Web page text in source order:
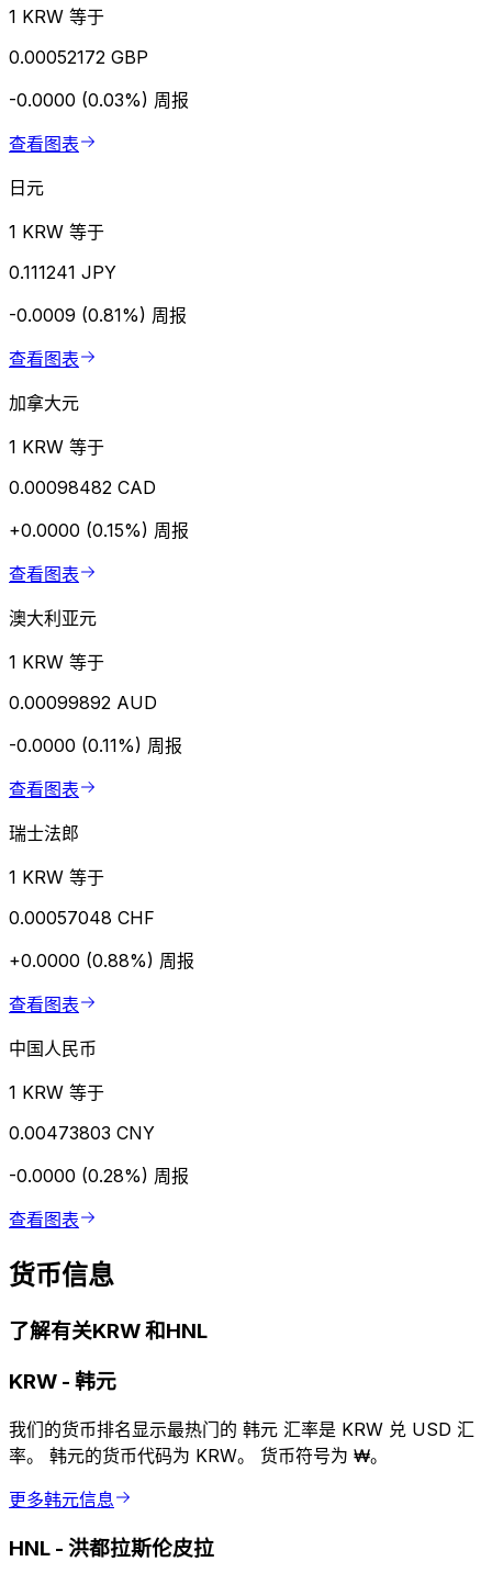
1 KRW 等于
0.00052172 GBP
-0.0000 (0.03%) 周报
查看图表
日元
1 KRW 等于
0.111241 JPY
-0.0009 (0.81%) 周报
查看图表
加拿大元
1 KRW 等于
0.00098482 CAD
+0.0000 (0.15%) 周报
查看图表
澳大利亚元
1 KRW 等于
0.00099892 AUD
-0.0000 (0.11%) 周报
查看图表
瑞士法郎
1 KRW 等于
0.00057048 CHF
+0.0000 (0.88%) 周报
查看图表
中国人民币
1 KRW 等于
0.00473803 CNY
-0.0000 (0.28%) 周报
查看图表
货币信息
了解有关KRW 和HNL
KRW - 韩元
我们的货币排名显示最热门的 韩元 汇率是 KRW 兑 USD 汇
率。 韩元的货币代码为 KRW。 货币符号为 ₩。
更多韩元信息
HNL - 洪都拉斯伦皮拉